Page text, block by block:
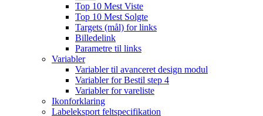
Top 10 Mest Viste
Top 10 Mest Solgte
Targets (mål) for links
Billedelink
Parametre til links
Variabler
Variabler til avanceret design modul
Variabler for Bestil step 4
Variabler for vareliste
Ikonforklaring
Labeleksport feltspecifikation